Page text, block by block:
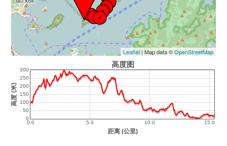
Leaflet| Map data ©OpenStreetMap